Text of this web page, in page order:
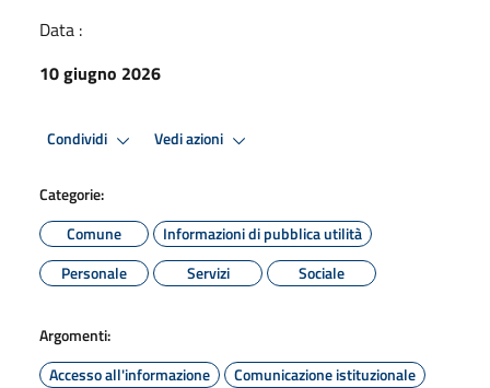
Data :
10 giugno 2026
Condividi Vedi azioni
Categorie:
Comune
Informazioni di pubblica utilità
Personale
Servizi Sociale
Argomenti:
Accesso all'informazione
Comunicazione istituzionale